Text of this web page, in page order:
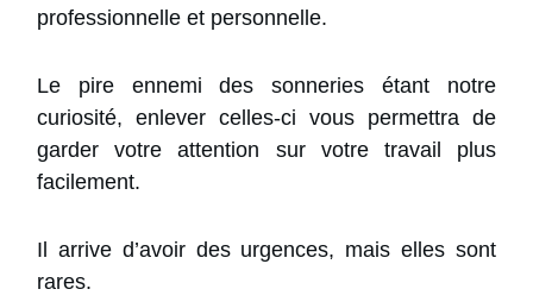
professionnelle et personnelle.
Le pire ennemi des sonneries étant notre
curiosité, enlever celles-ci vous permettra de
garder votre attention sur votre travail plus
facilement.
Il arrive d’avoir des urgences, mais elles sont
rares.